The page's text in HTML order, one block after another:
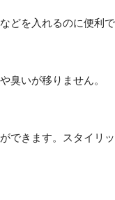
どを入れるのに便利で
臭いが移りません。
できます。スタイリ